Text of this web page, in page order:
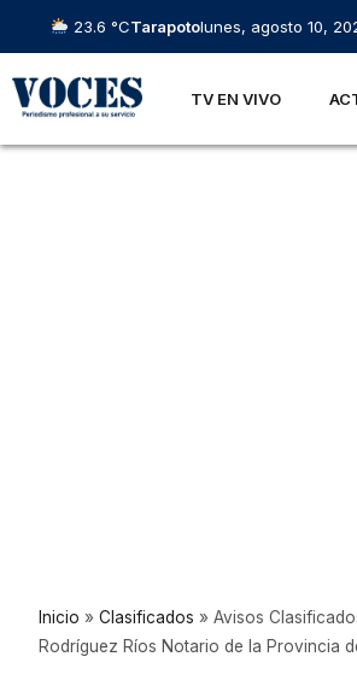
23.6 °CTarapotolunes, agosto 10,
TV EN VIVO
Inicio » Clasificados » Avisos
Rodríguez Ríos Notario de la Provincia